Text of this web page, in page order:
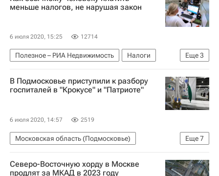
меньше налогов, не нарушая закон
6 июля 2020, 15:25 12714
Еще3
Полезное – РИА Недвижимость
Налоги
Жилье
Недвижимость Россия
В Подмосковье приступили к разбору
госпиталей в "Крокусе" и "Патриоте"
6 июля 2020, 14:57 2519
Еще7
Московская область (Подмосковье)
Новости Подмосковья
Андрей Воробьев
Араз Агаларов
Коронавирус COVID-19
Северо-Восточную хорду в Москве
продлят за МКАД в 2023 году